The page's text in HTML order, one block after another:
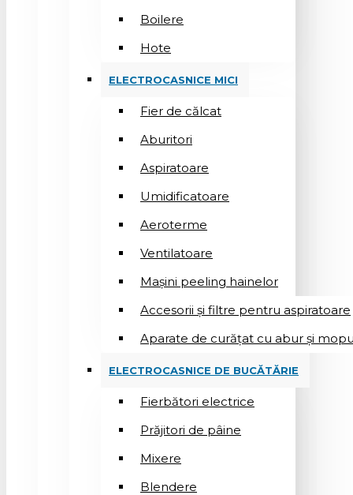
Boilere
Hote
ELECTROCASNICE MICI
Fier de călcat
Aburitori
Aspiratoare
Umidificatoare
Aeroterme
Ventilatoare
Mașini peeling hainelor
Accesorii și filtre pentru aspiratoare
Aparate de curățat cu abur și
ELECTROCASNICE DE BUCĂTĂRIE
Fierbători electrice
Prăjitori de pâine
Mixere
Blendere